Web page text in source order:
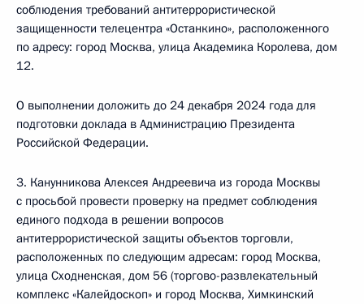
соблюдения требований антитеррористической
защищенности телецентра «Останкино», расположенного
по адресу: город Москва, улица Академика Королева, дом
12.
О выполнении доложить до 24 декабря 2024 года для
подготовки доклада в Администрацию Президента
Российской Федерации.
3. Канунникова Алексея Андреевича из города Москвы
с просьбой провести проверку на предмет соблюдения
единого подхода в решении вопросов
антитеррористической защиты объектов торговли,
расположенных по следующим адресам: город Москва,
улица Сходненская, дом 56 (торгово-развлекательный
комплекс «Калейдоскоп» и город Москва, Химкинский